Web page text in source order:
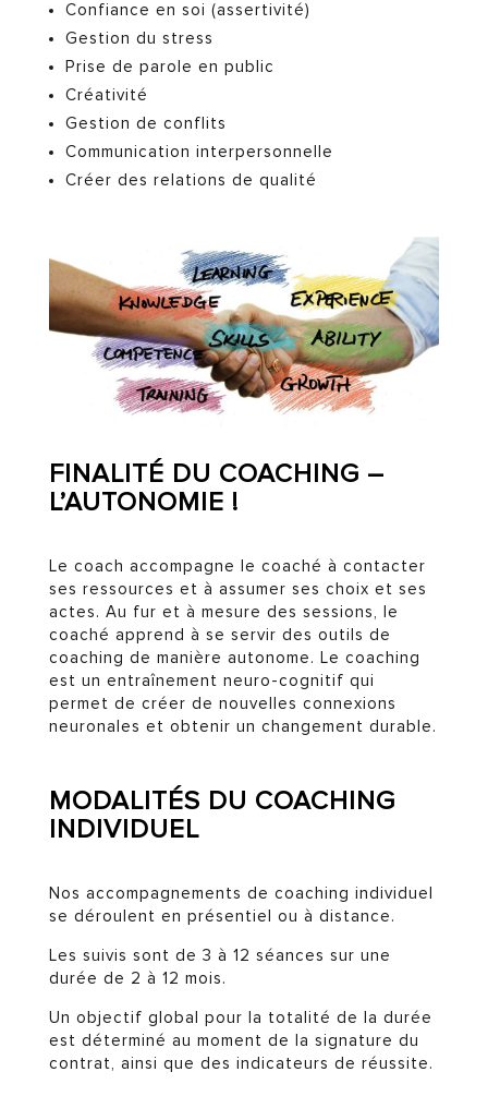
Confiance en soi (assertivité)
Gestion du stress
Prise de parole en public
Créativité
Gestion de conflits
Communication interpersonnelle
Créer des relations de qualité
FINALITÉ DU COACHING –
L’AUTONOMIE !
Le coach accompagne le coaché à contacter
ses ressources et à assumer ses choix et ses
actes. Au fur et à mesure des sessions, le
coaché apprend à se servir des outils de
coaching de manière autonome. Le coaching
est un entraînement neuro-cognitif qui
permet de créer de nouvelles connexions
neuronales et obtenir un changement durable.
MODALITÉS DU COACHING
INDIVIDUEL
Nos accompagnements de coaching individuel
se déroulent en présentiel ou à distance.
Les suivis sont de 3 à 12 séances sur une
durée de 2 à 12 mois.
Un objectif global pour la totalité de la durée
est déterminé au moment de la signature du
contrat, ainsi que des indicateurs de réussite.